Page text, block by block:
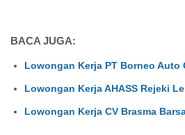
BACA JUGA:
Lowongan Kerja PT Borneo Auto
Lowongan Kerja AHASS Rejeki
Lowongan Kerja CV Brasma